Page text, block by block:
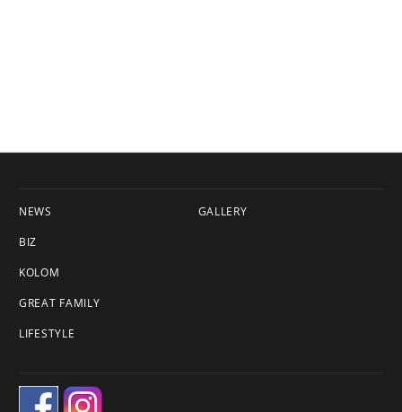
NEWS
BIZ
KOLOM
GREAT FAMILY
LIFESTYLE
GALLERY